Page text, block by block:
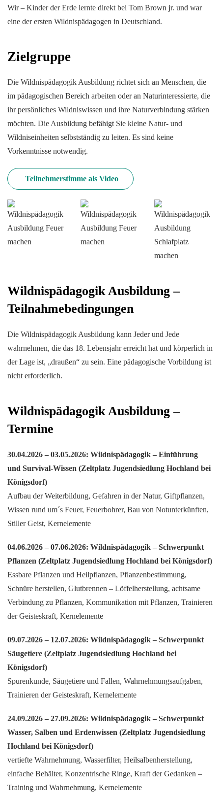
Wir – Kinder der Erde lernte direkt bei Tom Brown jr. und war
eine der ersten Wildnispädagogen in Deutschland.
Zielgruppe
Die Wildnispädagogik Ausbildung richtet sich an Menschen, die
im pädagogischen Bereich arbeiten oder an Naturinteressierte, die
ihr persönliches Wildniswissen und ihre Naturverbindung stärken
möchten. Die Ausbildung befähigt Sie kleine Natur- und
Wildniseinheiten selbstständig zu leiten. Es sind keine
Vorkenntnisse notwendig.
Teilnehmerstimme als Video
Wildnispädagogik Ausbildung –
Teilnahmebedingungen
Die Wildnispädagogik Ausbildung kann Jeder und Jede
wahrnehmen, die das 18. Lebensjahr erreicht hat und körperlich in
der Lage ist, „draußen“ zu sein. Eine pädagogische Vorbildung ist
nicht erforderlich.
Wildnispädagogik Ausbildung –
Termine
30.04.2026 – 03.05.2026: Wildnispädagogik – Einführung
und Survival-Wissen (Zeltplatz Jugendsiedlung Hochland bei
Königsdorf)
Aufbau der Weiterbildung, Gefahren in der Natur, Giftpflanzen,
Wissen rund um´s Feuer, Feuerbohrer, Bau von Notunterkünften,
Stiller Geist, Kernelemente
04.06.2026 – 07.06.2026: Wildnispädagogik – Schwerpunkt
Pflanzen (Zeltplatz Jugendsiedlung Hochland bei Königsdorf)
Essbare Pflanzen und Heilpflanzen, Pflanzenbestimmung,
Schnüre herstellen, Glutbrennen – Löffelherstellung, achtsame
Verbindung zu Pflanzen, Kommunikation mit Pflanzen, Trainieren
der Geisteskraft, Kernelemente
09.07.2026 – 12.07.2026: Wildnispädagogik – Schwerpunkt
Säugetiere (Zeltplatz Jugendsiedlung Hochland bei
Königsdorf)
Spurenkunde, Säugetiere und Fallen, Wahrnehmungsaufgaben,
Trainieren der Geisteskraft, Kernelemente
24.09.2026 – 27.09.2026: Wildnispädagogik – Schwerpunkt
Wasser, Salben und Erdenwissen (Zeltplatz Jugendsiedlung
Hochland bei Königsdorf)
vertiefte Wahrnehmung, Wasserfilter, Heilsalbenherstellung,
einfache Behälter, Konzentrische Ringe, Kraft der Gedanken –
Training und Wahrnehmung, Kernelemente